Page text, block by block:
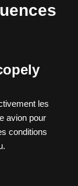
les
avion pour
conditions